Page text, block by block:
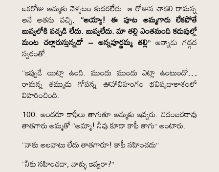
ఒకరోజు అమ్మకు వెళ్ళటం కుదరలేదు. ఆ రోజున చాకలి రామన్న
అనే అతను వచ్చి,“అయ్యా! ఈ పూట అమ్మగారు లేకపోతే
బువ్వలోకి పచ్చడి లేదు. బువ్వలేదు. మా తల్లి ఎంతమంది కడుపుల్లో
మంట చల్లారుస్తున్నదో – అన్నపూర్ణమ్మ తల్లి”అన్నాడు గద్గద
స్వరంతో.
“ఇప్పుడే యిట్లా ఉంది. ముందు ముందు ఎట్లా ఉంటుందో…
రామన్న తమ్ముడు గోపన్న ఊహావిహంగం భవిష్యదాకాశంలో
విహరించింది.
100. అందరూ కాఫీలు తాగుతూ అమ్మకు ఇవ్వరు. చిదంబరరావు
తాతగారు అమ్మతో “అమ్మా! నీవు కూడా కాఫీ తాగు” అంటారు.
“నాకు అలవాటు లేదు తాతగారూ! కాఫీ సహించదు”
“నీకు సహించదా, వాళ్ళు ఇవ్వరా?”